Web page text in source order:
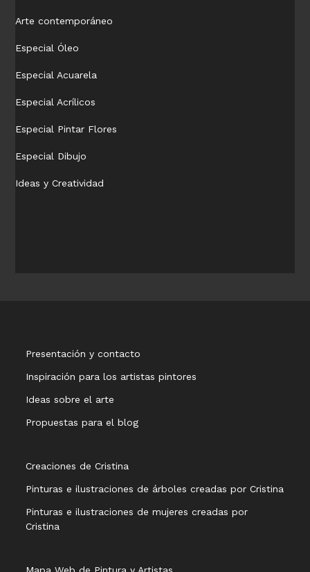
Arte contemporáneo
Especial Óleo
Especial Acuarela
Especial Acrílicos
Especial Pintar Flores
Especial Dibujo
Ideas y Creatividad
Presentación y contacto
Inspiración para los artistas pintores
Ideas sobre el arte
Propuestas para el blog
Creaciones de Cristina
Pinturas e ilustraciones de árboles creadas por Cristina
Pinturas e ilustraciones de mujeres creadas por
Cristina